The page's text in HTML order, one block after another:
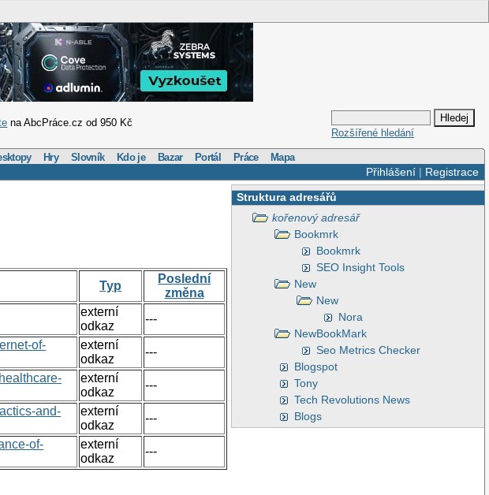
na AbcPráce.cz od 950 Kč
Rozšířené hledání
Hry Slovník Kdo je Bazar Portál Práce Mapa
Přihlášení| Registrace
Struktura adresářů
kořenový adresář
Bookmrk
Bookmrk
SEO Insight Tools
New
New
Nora
NewBookMark
Seo Metrics Checker
Blogspot
Tony
Tech Revolutions News
Blogs
Typ
Poslední
změna
externí
odkaz
---
of-
externí
odkaz
---
externí
odkaz
---
and-
externí
odkaz
---
of-
externí
odkaz
---